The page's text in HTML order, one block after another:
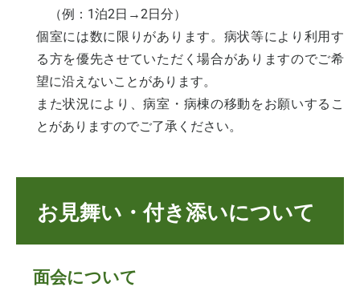
（例：1泊2日→2日分）
個室には数に限りがあります。病状等により利用す
る方を優先させていただく場合がありますのでご希
望に沿えないことがあります。
また状況により、病室・病棟の移動をお願いするこ
とがありますのでご了承ください。
お見舞い・付き添いについて
面会について